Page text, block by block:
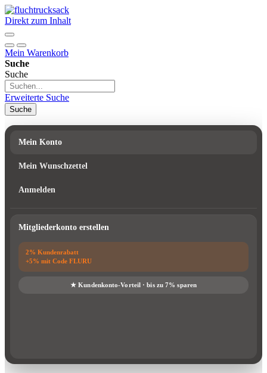
Direkt zum Inhalt
Mein Warenkorb
Suche
Suche
Erweiterte Suche
Suche
Mein Konto
Mein Wunschzettel
Anmelden
Mitgliederkonto erstellen